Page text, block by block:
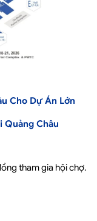
Cho Dự Án Lớn
Quảng Châu
tham gia hội chợ.